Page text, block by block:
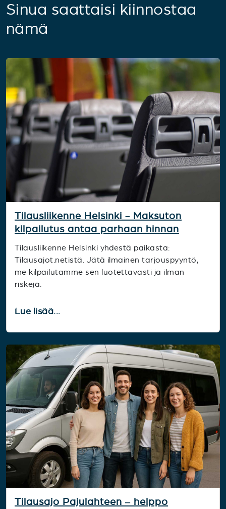
Sinua saattaisi kiinnostaa
nämä
Tilausliikenne Helsinki - Maksuton
kilpailutus antaa parhaan hinnan
Tilausliikenne Helsinki yhdestä paikasta:
Tilausajot.netistä. Jätä ilmainen tarjouspyyntö,
me kilpailutamme sen luotettavasti ja ilman
riskejä.
Lue lisää...
Tilausajo Pajulahteen – helppo